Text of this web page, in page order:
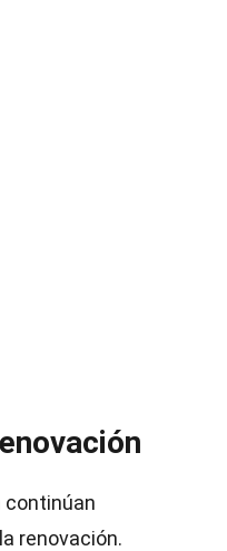
continúan
renovación.